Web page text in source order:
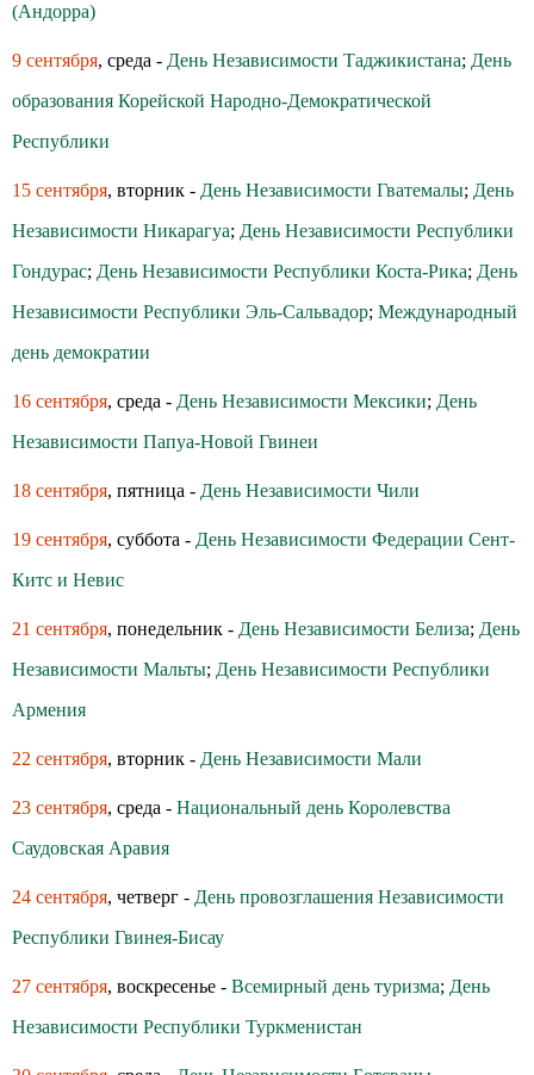
(Андорра)
9 сентября, среда - День Независимости Таджикистана; День
образования Корейской Народно-Демократической
Республики
15 сентября, вторник - День Независимости Гватемалы; День
Независимости Никарагуа; День Независимости Республики
Гондурас; День Независимости Республики Коста-Рика; День
Независимости Республики Эль-Сальвадор; Международный
день демократии
16 сентября, среда - День Независимости Мексики; День
Независимости Папуа-Новой Гвинеи
18 сентября, пятница - День Независимости Чили
19 сентября, суббота - День Независимости Федерации Сент-
Китс и Невис
21 сентября, понедельник - День Независимости Белиза; День
Независимости Мальты; День Независимости Республики
Армения
22 сентября, вторник - День Независимости Мали
23 сентября, среда - Национальный день Королевства
Саудовская Аравия
24 сентября, четверг - День провозглашения Независимости
Республики Гвинея-Бисау
27 сентября, воскресенье - Всемирный день туризма; День
Независимости Республики Туркменистан